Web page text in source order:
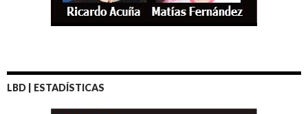
LBD | ESTADÍSTICAS